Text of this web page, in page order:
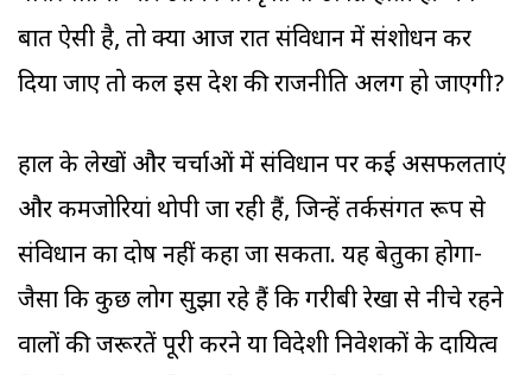
बात ऐसी है, तो क्या आज रात संविधान में संशोधन कर
दिया जाए तो कल इस देश की राजनीति अलग हो जाएगी?
हाल के लेखों और चर्चाओं में संविधान पर कई असफलताएं
और कमजोरियां थोपी जा रही हैं, जिन्हें तर्कसंगत रूप से
संविधान का दोष नहीं कहा जा सकता. यह बेतुका होगा-
जैसा कि कुछ लोग सुझा रहे हैं कि गरीबी रेखा से नीचे रहने
वालों की जरूरतें पूरी करने या विदेशी निवेशकों के दायित्व